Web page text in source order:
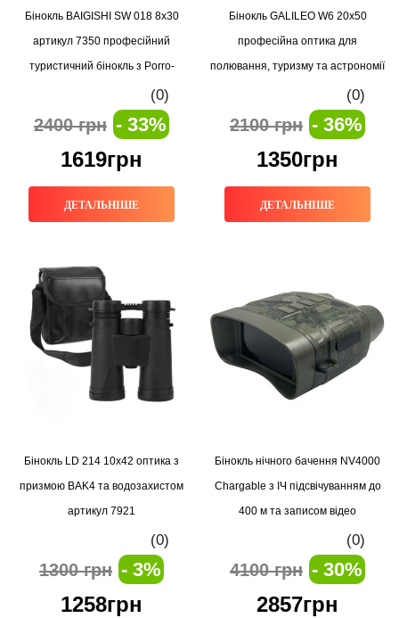
Бінокль BAIGISHI SW 018 8x30
артикул 7350 професійний
туристичний бінокль з Porro-
призмою та антивідблиском
(0)
2400 грн - 33%
1619грн
ДЕТАЛЬНІШЕ
Бінокль GALILEO W6 20x50
професійна оптика для
полювання, туризму та астрономії
(0)
2100 грн - 36%
1350грн
ДЕТАЛЬНІШЕ
Бінокль LD 214 10x42 оптика з
призмою BAK4 та водозахистом
артикул 7921
(0)
1300 грн - 3%
1258грн
Бінокль нічного бачення NV4000
Chargable з ІЧ підсвічуванням до
400 м та записом відео
(0)
4100 грн - 30%
2857грн